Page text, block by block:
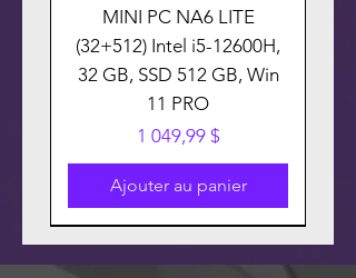
MINI PC NA6 LITE
(32+512) Intel i5-12600H,
32 GB, SSD 512 GB, Win
11 PRO
Prix
1 049,99 $
Ajouter au panier